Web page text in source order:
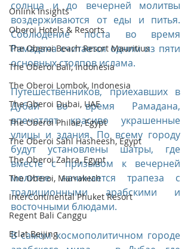
Onlink Insights
Oberoi Hotels & Resorts
The Oberoi Beach Resort Mauritius
The Oberoi Bali, Indonesia
The Oberoi Lombok, Indonesia
The Oberoi Dubai, UAE
The Oberoi Philae, Egypt
The Oberoi Sahl Hasheesh, Egypt
The Oberoi Zahra, Egypt
The Oberoi, Marrakech
InterContinental Phuket Resort
Regent Bali Canggu
Eclat Beijing
солнца и до вечерней молитвы
воздерживаются от еды и питья.
Соблюдение поста во время
Рамадана считается одним из пяти
основных столпов ислама.
Путешественников, приехавших в
Дубай во время Рамадана,
впечатлят красиво украшенные
улицы и здания. По всему городу
будут установлены шатры, где
вместе с призывом к вечерней
молитве начинается трапеза с
традиционными арабскими и
восточными блюдами.
В самом космополитичном городе